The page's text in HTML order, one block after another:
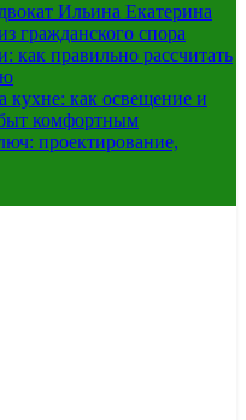
Ильина Екатерина
гражданского спора
как правильно рассчитать
кухне: как освещение и
комфортным
проектирование,